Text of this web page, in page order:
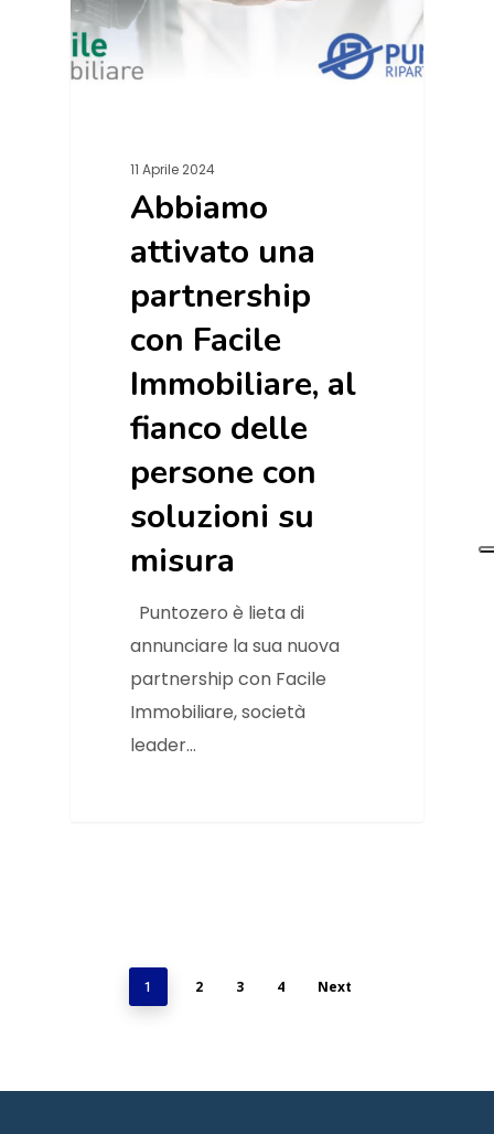
11 Aprile 2024
Abbiamo
attivato una
partnership
con Facile
Immobiliare, al
fianco delle
persone con
soluzioni su
misura
Puntozero è lieta di
annunciare la sua nuova
partnership con Facile
Immobiliare, società
leader…
1 2 3 4 Next